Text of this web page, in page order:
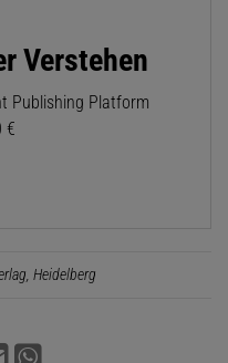
Verstehen
Publishing Platform
€
Heidelberg